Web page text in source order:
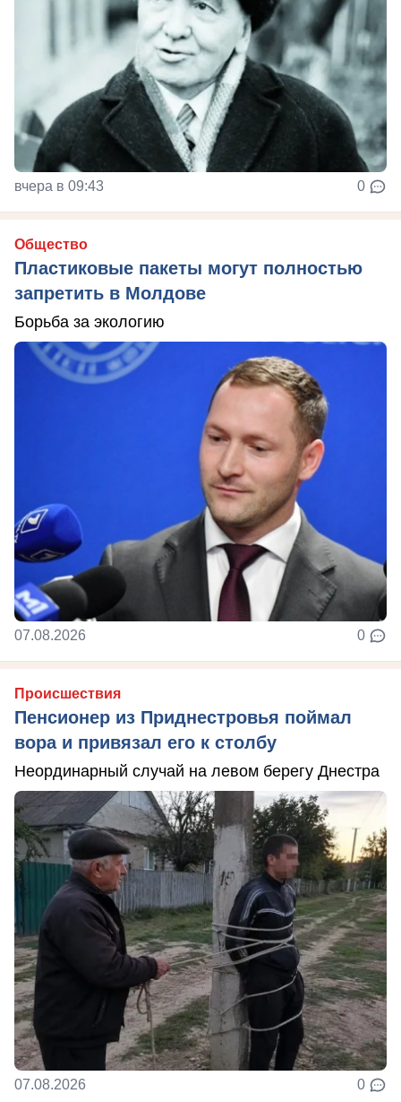
вчера в 09:43 0
Общество
Пластиковые пакеты могут полностью
запретить в Молдове
Борьба за экологию
07.08.2026 0
Происшествия
Пенсионер из Приднестровья поймал
вора и привязал его к столбу
Неординарный случай на левом берегу Днестра
07.08.2026 0